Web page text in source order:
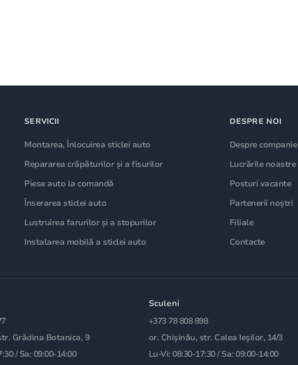
SERVICII
Montarea, Înlocuirea sticlei auto
Repararea crăpăturilor și a fisurilor
Piese auto la comandă
Înserarea sticlei auto
Lustruirea farurilor și a stopurilor
Instalarea mobilă a sticlei auto
DESPRE NOI
Despre companie
Lucrările noastre
Posturi vacante
Partenerii noștri
Filiale
Contacte
Grădina Botanica, 9
/ Sa: 09:00-14:00
Sculeni
+373 78 808 898
or. Chișinău, str. Calea Ieșilor, 14/3
Lu-Vi: 08:30-17:30 / Sa: 09:00-14:00